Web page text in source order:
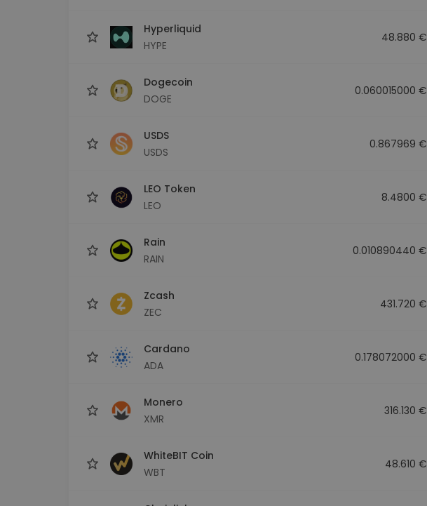
Hyperliquid
HYPE
48.880 €
Dogecoin
DOGE
0.060015000 €
USDS
USDS
0.867969 €
LEO Token
LEO
8.4800 €
Rain
RAIN
0.010890440 €
Zcash
ZEC
431.720 €
Cardano
ADA
0.178072000 €
Monero
XMR
316.130 €
WhiteBIT Coin
WBT
48.610 €